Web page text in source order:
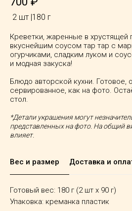
2 шт |180 г
Креветки, жаренные в хрустящей
вкуснейшим соусом тар тар с
огурчиками, сладким луком и
и модная закуска!
Блюдо авторской кухни. Готовое,
сервированное, как на фото.
стол.
*Детали украшения могут
представленных на фото. На общий
влияет.
Вес и размер Доставка и
Готовый вес: 180 г (2 шт x 90 г)
Упаковка: креманка пластик